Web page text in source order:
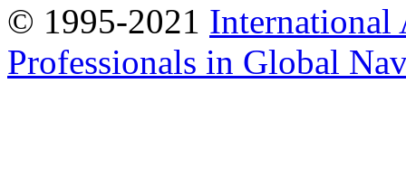
© 1995-2021 International
Professionals in Global